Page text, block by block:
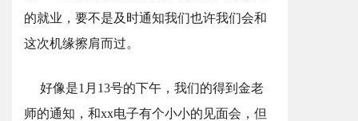
的就业，要不是及时通知我们也许我们会和
这次机缘擦肩而过。
好像是1月13号的下午，我们的得到金老
师的通知，和xx电子有个小小的见面会，但